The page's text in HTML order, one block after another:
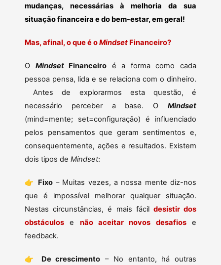
mudanças, necessárias à melhoria da sua
situação financeira e do bem-estar, em geral!
Mas, afinal, o que é oMindset Financeiro?
O MindsetFinanceiro é a forma como cada
pessoa pensa, lida e se relaciona com o dinheiro.
Antes de explorarmos esta questão, é
necessário perceber a base. O Mindset
(mind=mente; set=configuração) é influenciado
pelos pensamentos que geram sentimentos e,
consequentemente, ações e resultados. Existem
dois tipos de Mindset:
👉 Fixo– Muitas vezes, a nossa mente diz-nos
que é impossível melhorar qualquer situação.
Nestas circunstâncias, é mais fácil desistir dos
obstáculos e não aceitar novos desafiose
feedback.
👉 De crescimento – No entanto, há outras